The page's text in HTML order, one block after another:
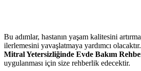
Bu adımlar, hastanın yaşam kalitesini
ilerlemesini yavaşlatmaya yardımcı
Mitral Yetersizliğinde Evde Bakım
uygulanması için size rehberlik edecektir.